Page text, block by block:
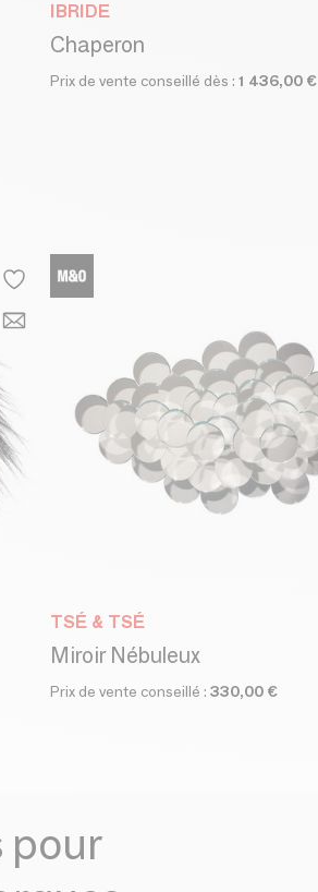
IBRIDE
Chaperon
Prix de vente conseillé dès : 1 436,00 €
TSÉ & TSÉ
Miroir Nébuleux
Prix de vente conseillé : 330,00 €
pour